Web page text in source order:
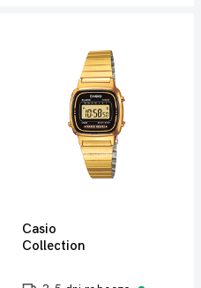
Casio
Collection